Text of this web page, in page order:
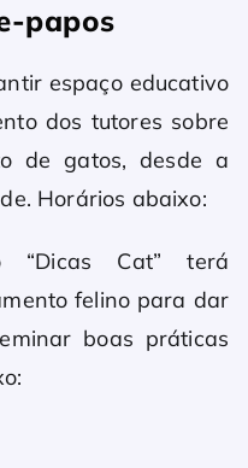
papos
espaço educativo
dos tutores sobre
de gatos, desde a
Horários abaixo:
“Dicas Cat” terá
felino para dar
boas práticas